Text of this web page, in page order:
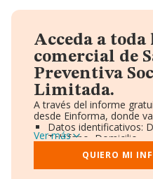
Acceda a
comercial de
Preventiva
Limitada.
A través del informe
desde Einforma, donde
Datos identificativos:
Teléfono, Domicilio.
Informe Mercantil
Gráficos de Evolución
Consejo de
Ver más
QUIERO MI